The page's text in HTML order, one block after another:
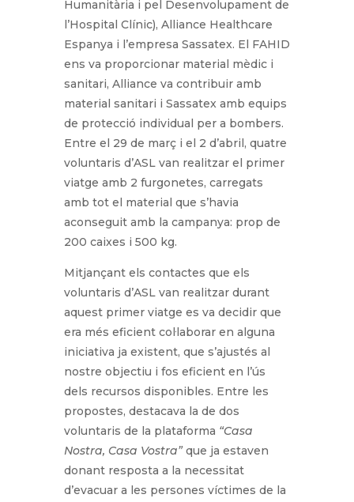
Humanitària i pel Desenvolupament de
l’Hospital Clínic), Alliance Healthcare
Espanya i l’empresa Sassatex. El FAHID
ens va proporcionar material mèdic i
sanitari, Alliance va contribuir amb
material sanitari i Sassatex amb equips
de protecció individual per a bombers.
Entre el 29 de març i el 2 d’abril, quatre
voluntaris d’ASL van realitzar el primer
viatge amb 2 furgonetes, carregats
amb tot el material que s’havia
aconseguit amb la campanya: prop de
200 caixes i 500 kg.
Mitjançant els contactes que els
voluntaris d’ASL van realitzar durant
aquest primer viatge es va decidir que
era més eficient col·laborar en alguna
iniciativa ja existent, que s’ajustés al
nostre objectiu i fos eficient en l’ús
dels recursos disponibles. Entre les
propostes, destacava la de dos
voluntaris de la plataforma “Casa
Nostra, Casa Vostra”que ja estaven
donant resposta a la necessitat
d’evacuar a les persones víctimes de la